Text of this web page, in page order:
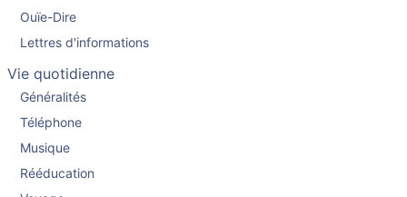
Ouïe-Dire
Lettres d'informations
Vie quotidienne
Généralités
Téléphone
Musique
Rééducation